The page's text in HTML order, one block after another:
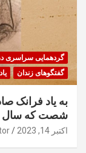
گردهمایی سراسری
گفتگوهای زندان
به یاد فرانک
شصت که سال
اکتبر 14, 2023